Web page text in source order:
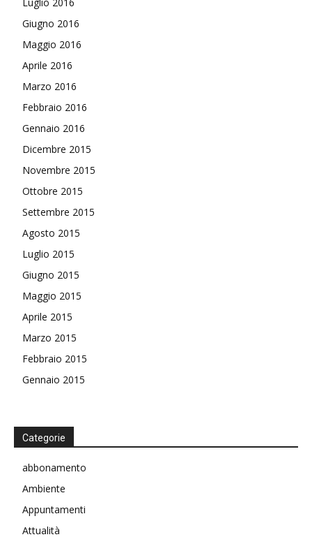
Giugno 2016
Maggio 2016
Aprile 2016
Marzo 2016
Febbraio 2016
Gennaio 2016
Dicembre 2015
Novembre 2015
Ottobre 2015
Settembre 2015
Agosto 2015
Luglio 2015
Giugno 2015
Maggio 2015
Aprile 2015
Marzo 2015
Febbraio 2015
Gennaio 2015
Categorie
abbonamento
Ambiente
Appuntamenti
Attualità